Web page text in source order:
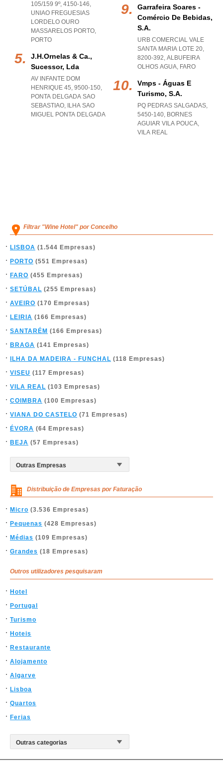
105/159 9º, 4150-146,
UNIAO FREGUESIAS
LORDELO OURO
MASSARELOS PORTO,
PORTO
J.h.ornelas & Ca.,
Sucessor, Lda
AV INFANTE DOM
HENRIQUE 45, 9500-150,
PONTA DELGADA SAO
SEBASTIAO, ILHA SAO
MIGUEL PONTA DELGADA
Garrafeira Soares -
Comércio De Bebidas,
S.a.
URB COMERCIAL VALE
SANTA MARIA LOTE 20,
8200-392, ALBUFEIRA
OLHOS AGUA, FARO
Vmps - Águas E
Turismo, S.a.
PQ PEDRAS SALGADAS,
5450-140, BORNES
AGUIAR VILA POUCA,
VILA REAL
Filtrar "Wine Hotel" por Concelho
LISBOA (1.544 Empresas)
PORTO (551 Empresas)
FARO (455 Empresas)
SETÚBAL (255 Empresas)
AVEIRO (170 Empresas)
LEIRIA (166 Empresas)
SANTARÉM (166 Empresas)
BRAGA (141 Empresas)
ILHA DA MADEIRA - FUNCHAL (118 Empresas)
VISEU (117 Empresas)
VILA REAL (103 Empresas)
COIMBRA (100 Empresas)
VIANA DO CASTELO (71 Empresas)
ÉVORA (64 Empresas)
BEJA (57 Empresas)
Distribuição de Empresas por Faturação
Micro (3.536 Empresas)
Pequenas (428 Empresas)
Médias (109 Empresas)
Grandes (18 Empresas)
Outros utilizadores pesquisaram
Hotel
Portugal
Turismo
Hoteis
Restaurante
Alojamento
Algarve
Lisboa
Quartos
Ferias